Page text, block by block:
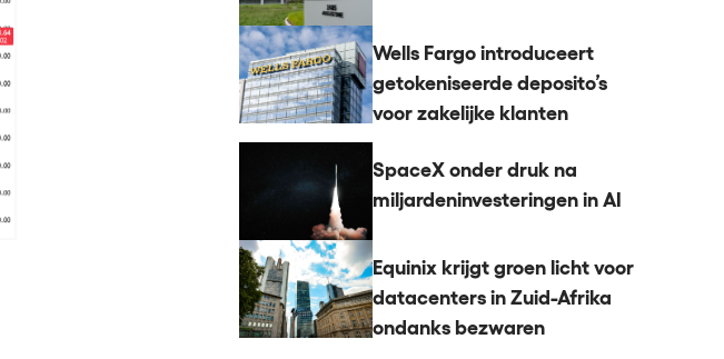
Wells Fargo introduceert
getokeniseerde deposito’s
voor zakelijke klanten
SpaceX onder druk na
miljardeninvesteringen in AI
Equinix krijgt groen licht voor
datacenters in Zuid-Afrika
ondanks bezwaren